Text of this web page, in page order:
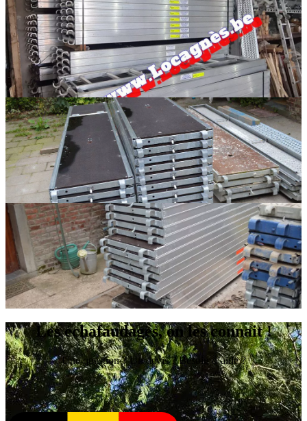
Les échafaudages, on les connait !
Une question ? Un devis ? Besoin d’aide ?